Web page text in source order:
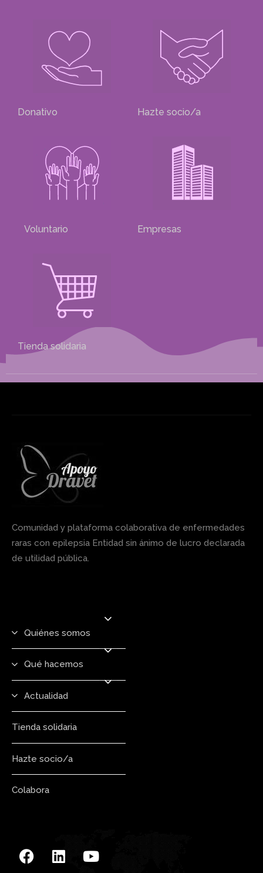
Donativo Hazte socio/a
Voluntario Empresas
Tienda solidaria
Comunidad y plataforma colaborativa de enfermedades
raras con epilepsia Entidad sin ánimo de lucro declarada
de utilidad pública.
Quiénes somos
Qué hacemos
Actualidad
Tienda solidaria
Hazte socio/a
Colabora